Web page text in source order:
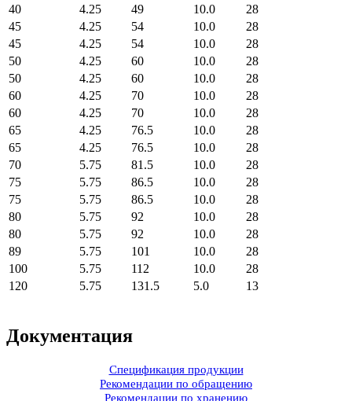
40
4.25 49 10.0
28
45
4.25 54 10.0
28
45
4.25 54 10.0
28
50
4.25 60 10.0
28
50
4.25 60 10.0
28
60
4.25 70 10.0
28
60
4.25 70 10.0
28
65
4.25 76.5 10.0
28
65
4.25 76.5 10.0
28
70
5.75 81.5 10.0
28
75
5.75 86.5 10.0
28
75
5.75 86.5 10.0
28
80
5.75 92 10.0
28
80
5.75 92 10.0
28
89
5.75 101 10.0
28
100
5.75 112 10.0
28
120
5.75 131.5 5.0 13
Документация
Спецификация продукции
Рекомендации по обращению
Рекомендации по хранению